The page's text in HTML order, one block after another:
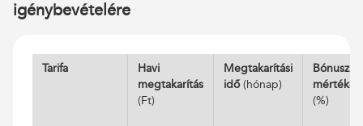
igénybevételére
Tarifa
Havi
megtakarítás
(Ft)
Megtakarítási
idő(hónap)
Bónusz
mértéke
(%)